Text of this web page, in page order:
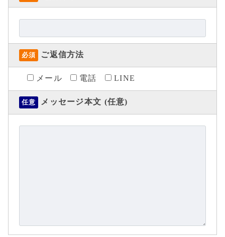
必須 ご返信方法
メール 電話 LINE
任意 メッセージ本文 (任意)